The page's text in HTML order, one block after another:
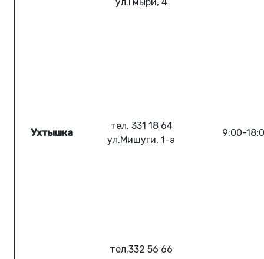
Ухтышка
тел. 331 18 64
ул.Мишуги, 1-а
9:00-
тел.332 56 66